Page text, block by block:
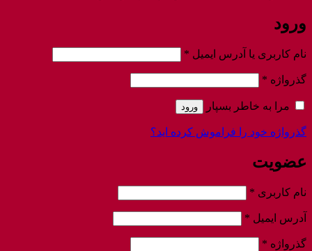
ورود
نام کاربری یا آدرس ایمیل *
گذرواژه *
مرا به خاطر بسپار ورود
گذرواژه خود را فراموش کرده اید؟
عضویت
نام کاربری *
آدرس ایمیل *
گذرواژه *